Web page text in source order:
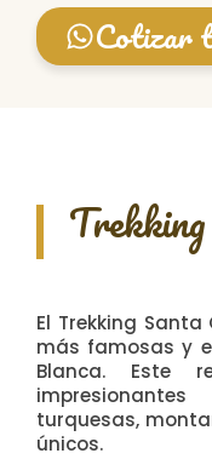
Cotizar
El Trekking
más famosas y
Blanca. Este
turquesas,
únicos.